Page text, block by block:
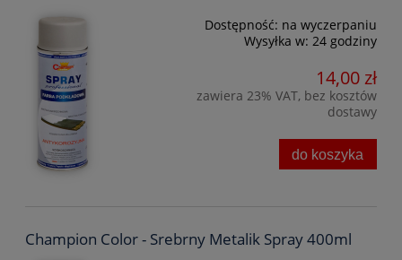
Dostępność: na wyczerpaniu
Wysyłka w: 24 godziny
14,00 zł
zawiera 23% VAT, bez kosztów
dostawy
do koszyka
Champion Color - Srebrny Metalik Spray 400ml